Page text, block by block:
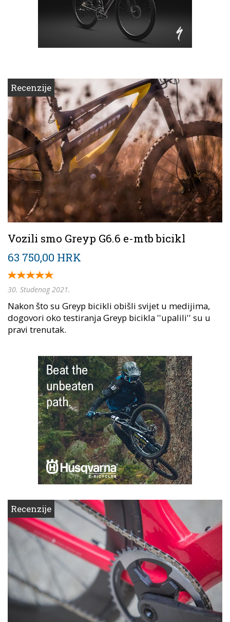
Recenzije
Vozili smo Greyp G6.6 e-mtb bicikl
63 750,00 HRK
30. Studenog 2021.
Nakon što su Greyp bicikli obišli svijet u medijima,
dogovori oko testiranja Greyp bicikla ''upalili'' su u
pravi trenutak.
Recenzije